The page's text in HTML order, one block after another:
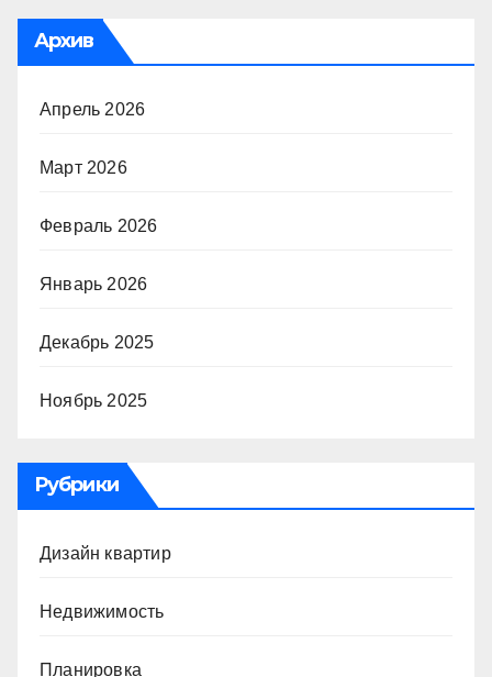
Архив
Апрель 2026
Март 2026
Февраль 2026
Январь 2026
Декабрь 2025
Ноябрь 2025
Рубрики
Дизайн квартир
Недвижимость
Планировка